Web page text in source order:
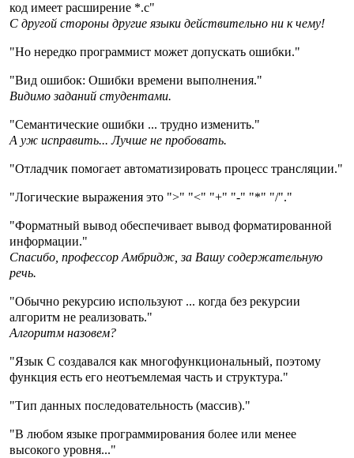
код имеет расширение *.c"
С другой стороны другие языки действительно ни к чему!
"Но нередко программист может допускать ошибки."
"Вид ошибок: Ошибки времени выполнения."
Видимо заданий студентами.
"Семантические ошибки ... трудно изменить."
А уж исправить... Лучше не пробовать.
"Отладчик помогает автоматизировать процесс трансляции."
"Логические выражения это ">" "<" "+" "-" "*" "/"."
"Форматный вывод обеспечивает вывод форматированной
информации."
Спасибо, профессор Амбридж, за Вашу содержательную
речь.
"Обычно рекурсию используют ... когда без рекурсии
алгоритм не реализовать."
Алгоритм назовем?
"Язык С создавался как многофункциональный, поэтому
функция есть его неотъемлемая часть и структура."
"Тип данных последовательность (массив)."
"В любом языке программирования более или менее
высокого уровня..."